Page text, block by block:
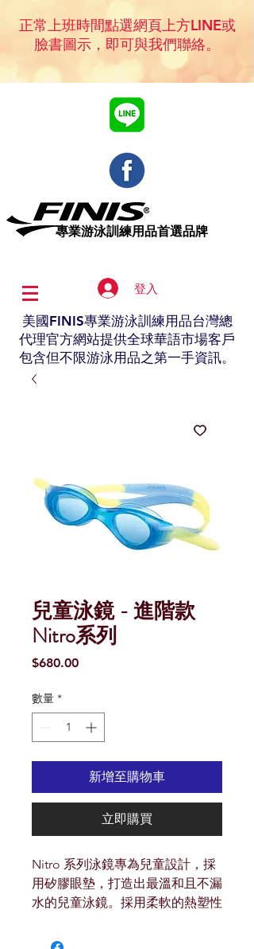
正常上班時間點選網頁上方LINE或
臉書圖示，即可與我們聯絡。
專業​游泳訓練用品首選品牌
登入
美國FINIS專業游泳訓練用品台灣總
代理官方網站提供全球華語市場客戶
包含但不限游泳用品之第一手資訊。
兒童泳鏡 - 進階款
Nitro系列
$680.00價
數量 *
新增至購物車
立即購買
Nitro 系列泳鏡專為兒童設計，採
用矽膠眼墊，打造出最溫和且不漏
水的兒童泳鏡。採用柔軟的熱塑性
鏡框，能完美貼合較小的臉型與較